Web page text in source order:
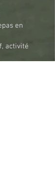
en
activité